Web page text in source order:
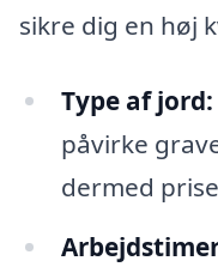
sikre dig en høj
Type af jord:
påvirke
dermed